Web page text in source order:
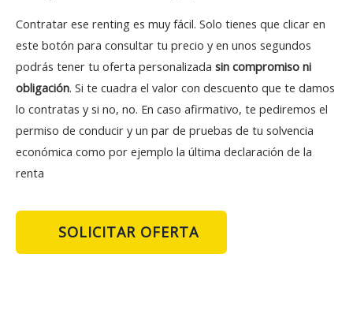
Contratar ese renting es muy fácil. Solo tienes que clicar en
este botón para consultar tu precio y en unos segundos
podrás tener tu oferta personalizada sin compromiso ni
obligación. Si te cuadra el valor con descuento que te damos
lo contratas y si no, no. En caso afirmativo, te pediremos el
permiso de conducir y un par de pruebas de tu solvencia
económica como por ejemplo la última declaración de la
renta
SOLICITAR OFERTA